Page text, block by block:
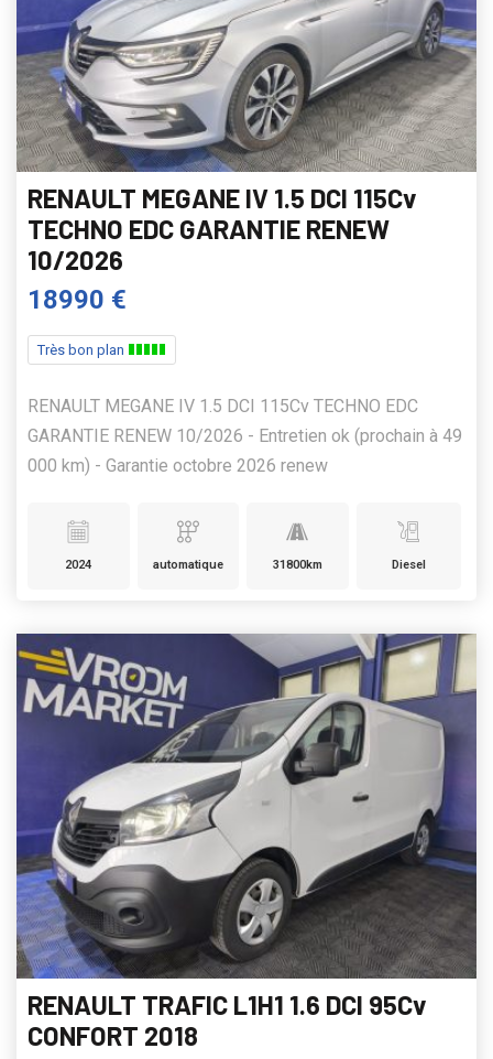
RENAULT MEGANE IV 1.5 DCI 115Cv
TECHNO EDC GARANTIE RENEW
10/2026
18990 €
Très bon plan
RENAULT MEGANE IV 1.5 DCI 115Cv TECHNO EDC
GARANTIE RENEW 10/2026 - Entretien ok (prochain à 49
000 km) - Garantie octobre 2026 renew
2024 automatique 31800km Diesel
RENAULT TRAFIC L1H1 1.6 DCI 95Cv
CONFORT 2018